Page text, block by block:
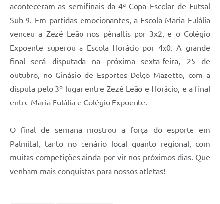
aconteceram as semifinais da 4ª Copa Escolar de Futsal
Sub-9. Em partidas emocionantes, a Escola Maria Eulália
venceu a Zezé Leão nos pênaltis por 3x2, e o Colégio
Expoente superou a Escola Horácio por 4x0. A grande
final será disputada na próxima sexta-feira, 25 de
outubro, no Ginásio de Esportes Delço Mazetto, com a
disputa pelo 3º lugar entre Zezé Leão e Horácio, e a final
entre Maria Eulália e Colégio Expoente.
O final de semana mostrou a força do esporte em
Palmital, tanto no cenário local quanto regional, com
muitas competições ainda por vir nos próximos dias. Que
venham mais conquistas para nossos atletas!